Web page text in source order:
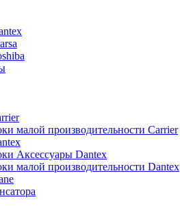
малой производительности Carrier
Аксессуары Dantex
малой производительности Dantex